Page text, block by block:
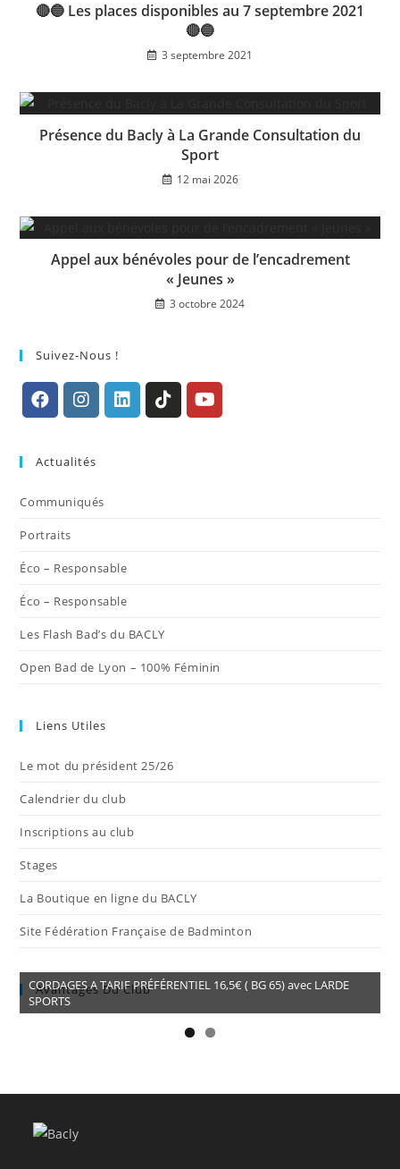
🔴🔵 Les places disponibles au 7 septembre 2021
🔴🔵
3 septembre 2021
Présence du Bacly à La Grande Consultation du
Sport
12 mai 2026
Appel aux bénévoles pour de l’encadrement
« Jeunes »
3 octobre 2024
Suivez-Nous !
un
nouvel
nouvel
Actualités
Communiqués
Portraits
Éco – Responsable
Éco – Responsable
Les Flash Bad’s du BACLY
Open Bad de Lyon – 100% Féminin
Liens Utiles
Le mot du président 25/26
Calendrier du club
Inscriptions au club
Stages
La Boutique en ligne du BACLY
Site Fédération Française de Badminton
Avantages Du Club
CORDAGES A TARIF PRÉFÉRENTIEL 16,5€ ( BG 65) avec LARDE
SPORTS